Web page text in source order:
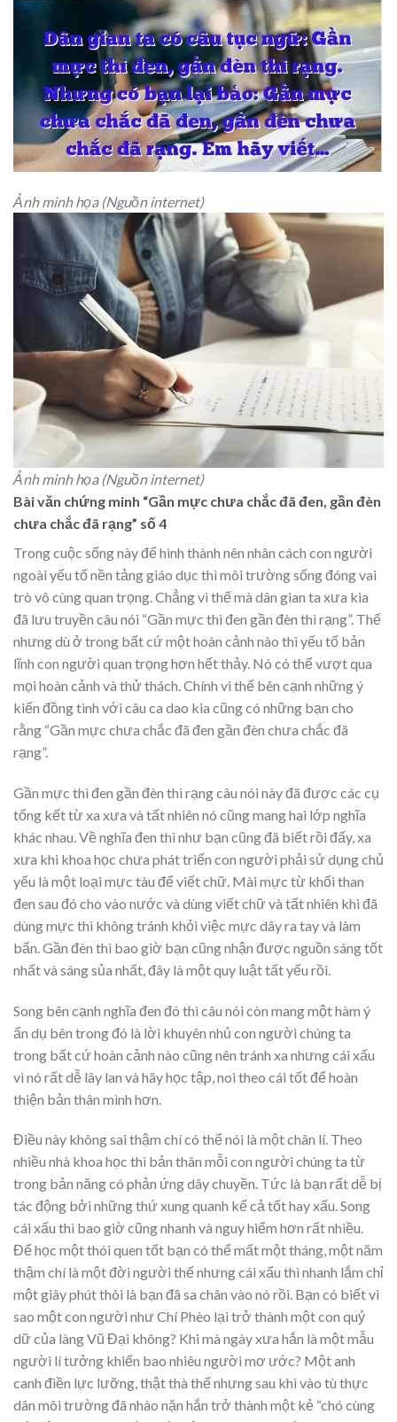
Ảnh minh họa (Nguồn internet)
Ảnh minh họa (Nguồn internet)
Bài văn chứng minh “Gần mực chưa chắc đã đen, gần đèn
chưa chắc đã rạng” số 4
Trong cuộc sống này để hình thành nên nhân cách con người
ngoài yếu tố nền tảng giáo dục thì môi trường sống đóng vai
trò vô cùng quan trọng. Chẳng vì thế mà dân gian ta xưa kia
đã lưu truyền câu nói “Gần mực thì đen gần đèn thì rạng”. Thế
nhưng dù ở trong bất cứ một hoàn cảnh nào thì yếu tố bản
lĩnh con người quan trọng hơn hết thảy. Nó có thể vượt qua
mọi hoàn cảnh và thử thách. Chính vì thế bên cạnh những ý
kiến đồng tình với câu ca dao kia cũng có những bạn cho
rằng “Gần mực chưa chắc đã đen gần đèn chưa chắc đã
rạng”.
Gần mực thì đen gần đèn thì rạng câu nói này đã được các cụ
tổng kết từ xa xưa và tất nhiên nó cũng mang hai lớp nghĩa
khác nhau. Về nghĩa đen thì như bạn cũng đã biết rồi đấy, xa
xưa khi khoa học chưa phát triển con người phải sử dụng chủ
yếu là một loại mực tàu để viết chữ. Mài mực từ khổi than
đen sau đó cho vào nước và dùng viết chữ và tất nhiên khi đã
dùng mực thì không tránh khỏi việc mực dây ra tay và làm
bẩn. Gần đèn thì bao giờ bạn cũng nhận được nguồn sáng tốt
nhất và sáng sủa nhất, đây là một quy luật tất yếu rồi.
Song bên cạnh nghĩa đen đó thì câu nói còn mang một hàm ý
ẩn dụ bên trong đó là lời khuyên nhủ con người chúng ta
trong bất cứ hoàn cảnh nào cũng nên tránh xa nhưng cái xấu
vì nó rất dễ lây lan và hãy học tập, noi theo cái tốt để hoàn
thiện bản thân mình hơn.
Điều này không sai thậm chí có thể nói là một chân lí. Theo
nhiều nhà khoa học thì bản thân mỗi con người chúng ta từ
trong bản năng có phản ứng dây chuyền. Tức là bạn rất dễ bị
tác động bởi những thứ xung quanh kể cả tốt hay xấu. Song
cái xấu thì bao giờ cũng nhanh và nguy hiểm hơn rất nhiều.
Để học một thói quen tốt bạn có thể mất một tháng, một năm
thậm chí là một đời người thế nhưng cái xấu thì nhanh lắm chỉ
một giây phút thôi là bạn đã sa chân vào nó rồi. Bạn có biết vì
sao một con người như Chí Phèo lại trở thành một con quỷ
dữ của làng Vũ Đại không? Khi mà ngày xưa hắn là một mẫu
người lí tưởng khiến bao nhiêu người mơ ước? Một anh
canh điền lực lưỡng, thật thà thế nhưng sau khi vào tù thực
dân môi trường đã nhào nặn hắn trở thành một kẻ “chó cùng